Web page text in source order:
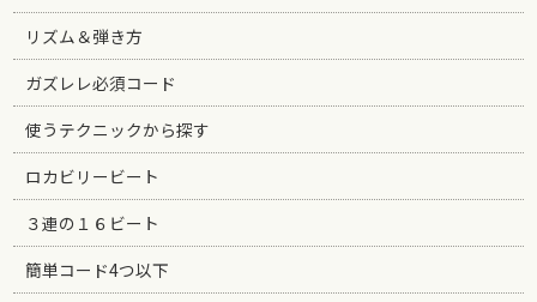
リズム＆弾き方
ガズレレ必須コード
使うテクニックから探す
ロカビリービート
３連の１６ビート
簡単コード4つ以下